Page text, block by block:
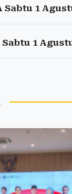
1
1